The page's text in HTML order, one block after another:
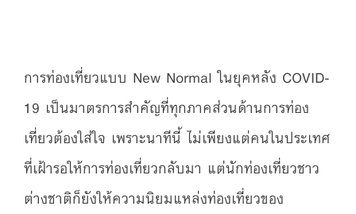
การท่องเที่ยวแบบ New Normal ในยุคหลัง COVID-
19 เป็นมาตรการสำคัญที่ทุกภาคส่วนด้านการท่อง
เที่ยวต้องใส่ใจ เพราะนาทีนี้ ไม่เพียงแต่คนในประเทศ
ที่เฝ้ารอให้การท่องเที่ยวกลับมา แต่นักท่องเที่ยวชาว
ต่างชาติก็ยังให้ความนิยมแหล่งท่องเที่ยวของ